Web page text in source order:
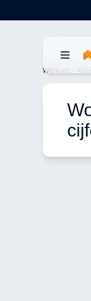
Welkom